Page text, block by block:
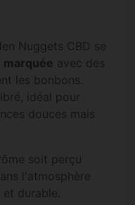
Nuggets CBD se
marquée avec des
les bonbons.
idéal pour
douces mais
soit perçu
l'atmosphère
et durable.